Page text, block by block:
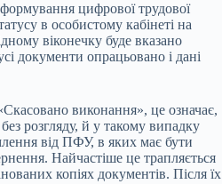
цифрової трудової
в особистому кабінеті на
віконечку буде вказано
документи опрацьовано і дані
виконання», це означає,
розгляду, й у такому випадку
від ПФУ, в яких має бути
Найчастіше це трапляється
копіях документів. Після їх